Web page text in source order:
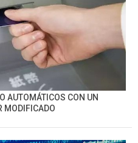
AUTOMÁTICOS CON UN
MODIFICADO